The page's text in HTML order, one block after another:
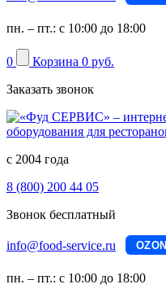
пн. – пт.: с 10:00 до 18:00
0 Корзина 0 руб.
Заказать звонок
с 2004 года
8 (800) 200 44 05
Звонок бесплатный
info@food-service.ru OZON
пн. – пт.: с 10:00 до 18:00